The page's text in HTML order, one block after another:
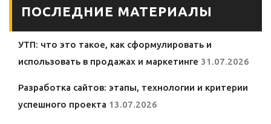
ПОСЛЕДНИЕ МАТЕРИАЛЫ
УТП: что это такое, как сформулировать и
использовать в продажах и маркетинге 31.07.2026
Разработка сайтов: этапы, технологии и критерии
успешного проекта 13.07.2026